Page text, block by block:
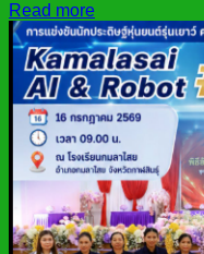
Read more